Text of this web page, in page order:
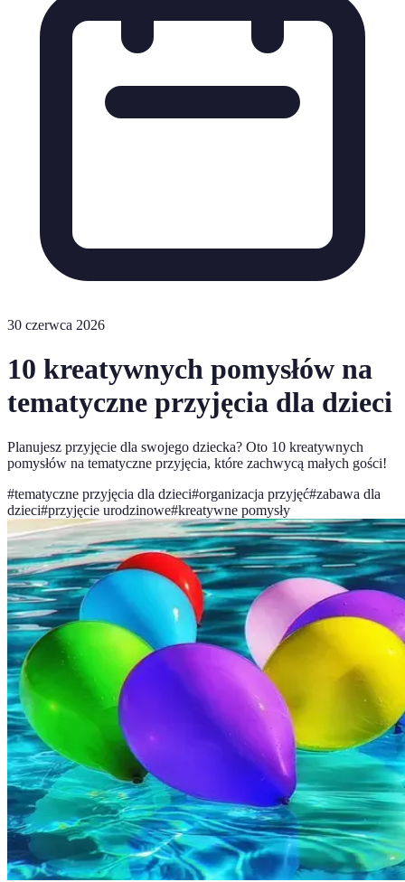
30 czerwca 2026
10 kreatywnych pomysłów na
tematyczne przyjęcia dla dzieci
Planujesz przyjęcie dla swojego dziecka? Oto 10 kreatywnych
pomysłów na tematyczne przyjęcia, które zachwycą małych gości!
#tematyczne przyjęcia dla dzieci#organizacja przyjęć#zabawa dla
dzieci#przyjęcie urodzinowe#kreatywne pomysły